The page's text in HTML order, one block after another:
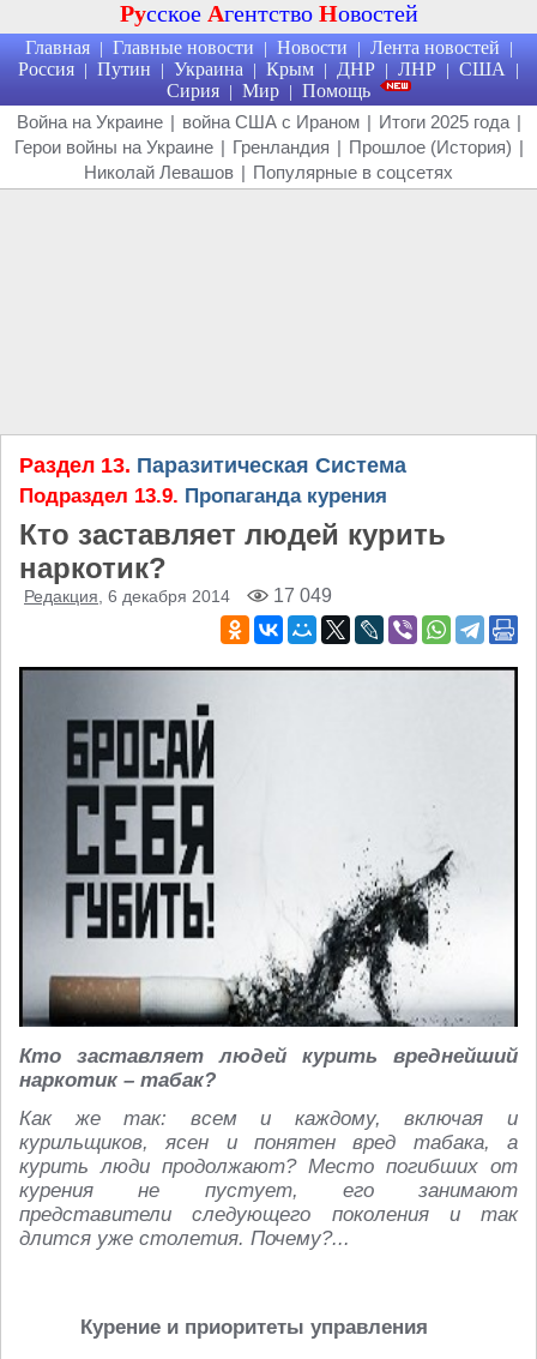
Русское Агентство Новостей
Главная | Главные новости | Новости | Лента новостей |
Россия | Путин | Украина | Крым | ДНР | ЛНР | США |
Сирия | Мир | Помощь
Война на Украине | война США с Ираном | Итоги 2025 года |
Герои войны на Украине | Гренландия | Прошлое (История) |
Николай Левашов | Популярные в соцсетях
Раздел 13. Паразитическая Система
Подраздел 13.9. Пропаганда курения
Кто заставляет людей курить
наркотик?
Редакция , 6 декабря 2014 17 049
Кто заставляет людей курить вреднейший
наркотик – табак?
Как же так: всем и каждому, включая и
курильщиков, ясен и понятен вред табака, а
курить люди продолжают? Место погибших от
курения не пустует, его занимают
представители следующего поколения и так
длится уже столетия. Почему?...
Курение и приоритеты управления